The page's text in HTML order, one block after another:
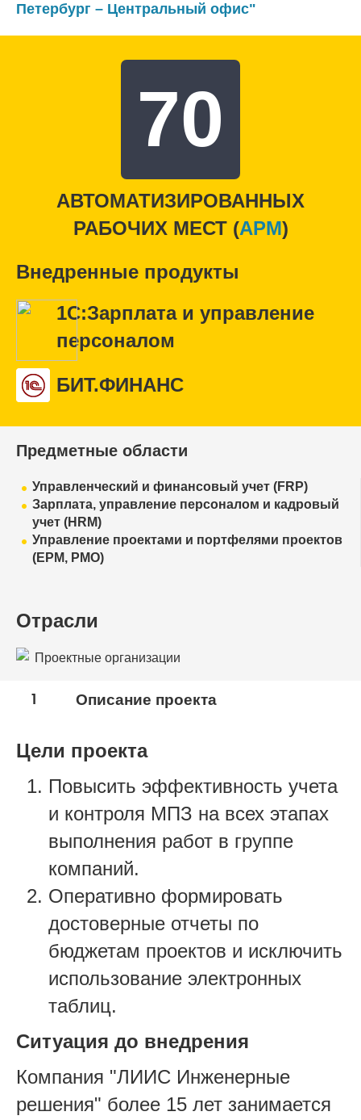
Петербург – Центральный офис"
70
АВТОМАТИЗИРОВАННЫХ
РАБОЧИХ МЕСТ (APM)
Внедренные продукты
1С:Зарплата и управление
персоналом
БИТ.ФИНАНС
Предметные области
Управленческий и финансовый учет (FRP)
Зарплата, управление персоналом и кадровый
учет (HRM)
Управление проектами и портфелями проектов
(EPM, PMO)
Отрасли
Проектные организации
1 Описание проекта
Цели проекта
Повысить эффективность учета
и контроля МПЗ на всех этапах
выполнения работ в группе
компаний.
Оперативно формировать
достоверные отчеты по
бюджетам проектов и исключить
использование электронных
таблиц.
Ситуация до внедрения
Компания "ЛИИС Инженерные
решения" более 15 лет занимается